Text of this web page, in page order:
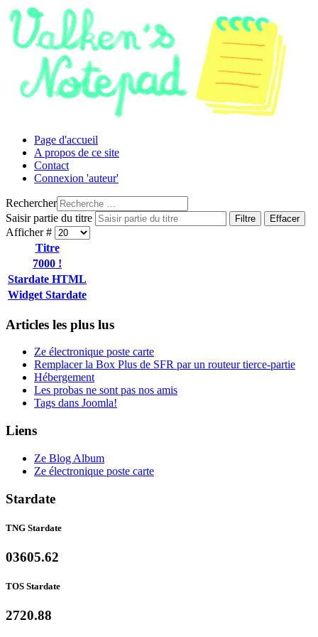
Page d'accueil
A propos de ce site
Contact
Connexion 'auteur'
Rechercher
Saisir partie du titre
Filtre Effacer
Afficher #
Titre
7000 !
Stardate HTML
Widget Stardate
Articles les plus lus
Ze électronique poste carte
Remplacer la Box Plus de SFR par un routeur tierce-partie
Hébergement
Les probas ne sont pas nos amis
Tags dans Joomla!
Liens
Ze Blog Album
Ze électronique poste carte
Stardate
TNG Stardate
03605.62
TOS Stardate
2720.88